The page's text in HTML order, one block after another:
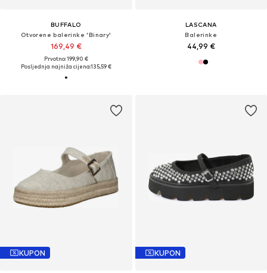
BUFFALO
Otvorene balerinke 'Binary'
169,49 €
Prvotno: 199,90 €
Posljednja najniža cijena:135,59 €
LASCANA
Balerinke
44,99 €
KUPON KUPON